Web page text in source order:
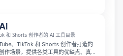
和 Shorts 创作者的 AI 工具目录
、TikTok 和 Shorts 创作者打造的
作场景，提供各类工具的优缺点、真实